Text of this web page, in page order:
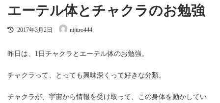
エーテル体とチャクラのお勉強
最
新
:
2017年3月2日 nijiiro444
昨日は、1日チャクラとエーテル体のお勉強。
チャクラって、とっても興味深くって好きな分類。
チャクラが、宇宙から情報を受け取って、この身体を動かしてい